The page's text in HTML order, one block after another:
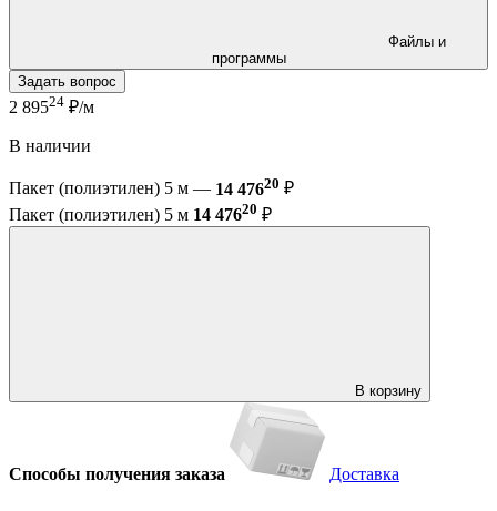
программы
Задать вопрос
2 89524 ₽/м
В наличии
Пакет (полиэтилен) 5 м — 14 47620 ₽
Пакет (полиэтилен) 5 м 14 47620 ₽
В корзину
Способы получения заказа Доставка